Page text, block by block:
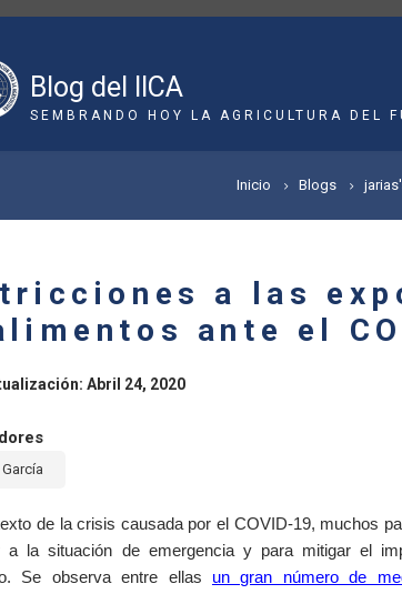
Blog del IICA
SEMBRANDO HOY LA AGRICULTURA DEL
Inicio Blogs
a las
ante el
Abril 24, 2020
de la crisis causada por el COVID-19, muchos
a la situación de emergencia y para mitigar el
Se observa entre ellas un gran número de